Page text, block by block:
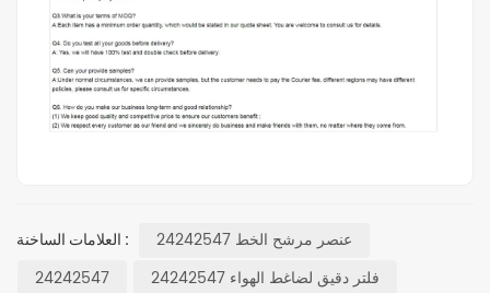
العلامات الساخنة :
عنصر مرشح الخط 24242547
24242547
فلتر دقيق لضاغط الهواء 24242547